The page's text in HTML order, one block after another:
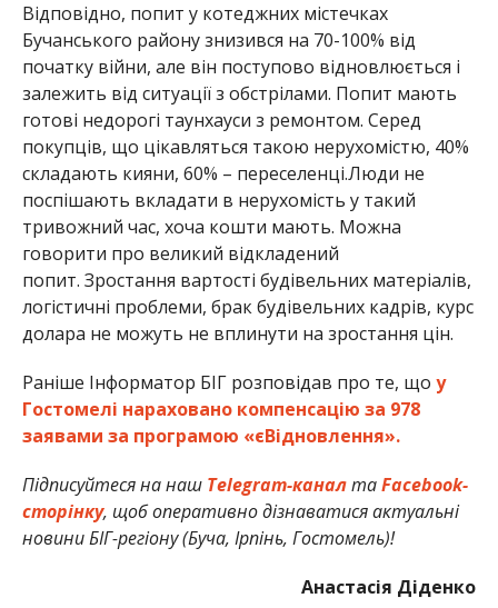
Відповідно, попит у котеджних містечках
Бучанського району знизився на 70-100% від
початку війни, але він поступово відновлюється і
залежить від ситуації з обстрілами. Попит мають
готові недорогі таунхауси з ремонтом. Серед
покупців, що цікавляться такою нерухомістю, 40%
складають кияни, 60% – переселенці.Люди не
поспішають вкладати в нерухомість у такий
тривожний час, хоча кошти мають. Можна
говорити про великий відкладений
попит. Зростання вартості будівельних матеріалів,
логістичні проблеми, брак будівельних кадрів, курс
долара не можуть не вплинути на зростання цін.
Раніше Інформатор БІГ розповідав про те, що у
Гостомелі нараховано компенсацію за 978
заявами за програмою «єВідновлення».
Підписуйтеся на наш Telegram-канал таFacebook-
сторінку, щоб оперативно дізнаватися актуальні
новини БІГ-регіону (Буча, Ірпінь, Гостомель)!
Анастасія Діденко